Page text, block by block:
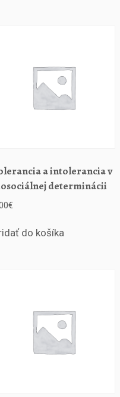
a intolerancia v
determinácii
€
do košíka